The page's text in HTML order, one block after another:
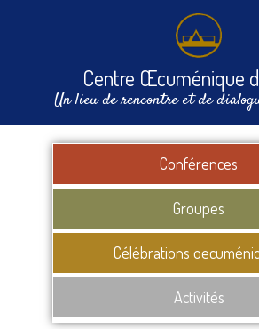
Centre Œcuménique
Un lieu de rencontre et de
Conférences
Groupes
Célébrations
Activités